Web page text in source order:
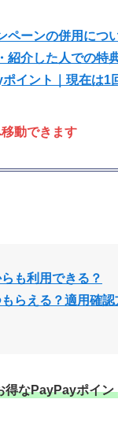
ペーンの併用につ
紹介した人での特
イント｜現在は1
動できます
も利用できる？
らえる？適用確
なPayPayポイ